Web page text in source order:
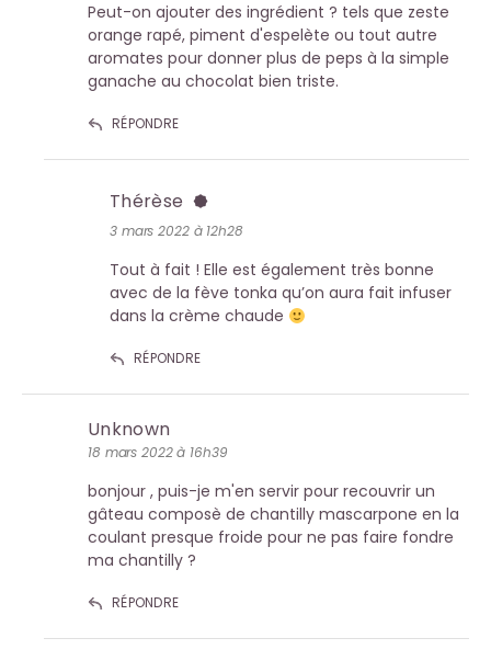
Peut-on ajouter des ingrédient ? tels que zeste
orange rapé, piment d'espelète ou tout autre
aromates pour donner plus de peps à la simple
ganache au chocolat bien triste.
RÉPONDRE
Thérèse
3 mars 2022 à 12h28
Tout à fait ! Elle est également très bonne
avec de la fève tonka qu’on aura fait infuser
dans la crème chaude
RÉPONDRE
Unknown
18 mars 2022 à 16h39
bonjour , puis-je m'en servir pour recouvrir un
gâteau composè de chantilly mascarpone en la
coulant presque froide pour ne pas faire fondre
ma chantilly ?
RÉPONDRE